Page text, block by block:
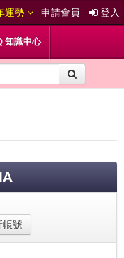
運勢 申請會員 登入
知識中心
帳號